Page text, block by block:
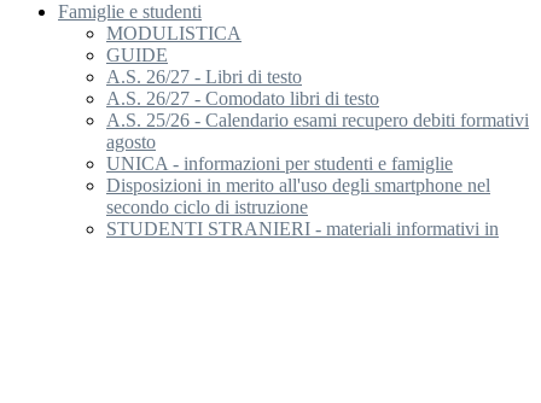
Famiglie e studenti
MODULISTICA
GUIDE
A.S. 26/27 - Libri di testo
A.S. 26/27 - Comodato libri di testo
A.S. 25/26 - Calendario esami recupero debiti formativi
agosto
UNICA - informazioni per studenti e famiglie
Disposizioni in merito all'uso degli smartphone nel
secondo ciclo di istruzione
STUDENTI STRANIERI - materiali informativi in